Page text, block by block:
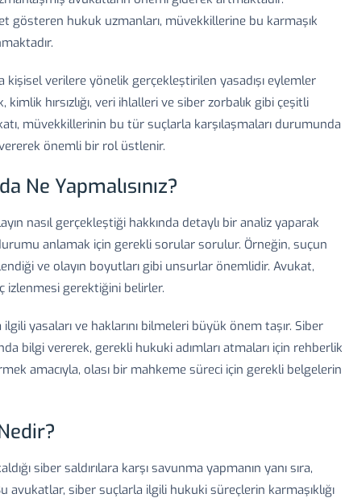
gösteren hukuk uzmanları, müvekkillerine bu karmaşık
verilere yönelik gerçekleştirilen yasadışı eylemler
kimlik hırsızlığı, veri ihlalleri ve siber zorbalık gibi çeşitli
müvekkillerinin bu tür suçlarla karşılaşmaları durumunda
önemli bir rol üstlenir.
Ne Yapmalısınız?
nasıl gerçekleştiği hakkında detaylı bir analiz yaparak
anlamak için gerekli sorular sorulur. Örneğin, suçun
ve olayın boyutları gibi unsurlar önemlidir. Avukat,
izlenmesi gerektiğini belirler.
yasaları ve haklarını bilmeleri büyük önem taşır. Siber
bilgi vererek, gerekli hukuki adımları atmaları için rehberlik
amacıyla, olası bir mahkeme süreci için gerekli belgelerin
siber saldırılara karşı savunma yapmanın yanı sıra,
avukatlar, siber suçlarla ilgili hukuki süreçlerin karmaşıklığı